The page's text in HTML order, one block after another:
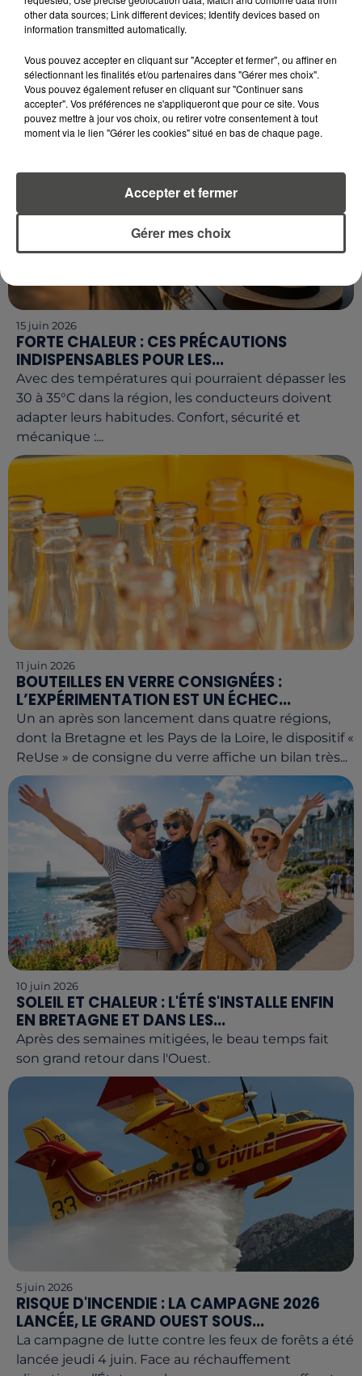
RÉGION TANCÉS PAR LA COUR...
Cinq ans après un premier avertissement, les
magistrats financiers haussent le ton face à la
prolifération des algues vertes. Selon un rapport de
la Cour des...
15 juin 2026
FORTE CHALEUR : CES PRÉCAUTIONS
INDISPENSABLES POUR LES...
Avec des températures qui pourraient dépasser les
30 à 35°C dans la région, les conducteurs doivent
adapter leurs habitudes. Confort, sécurité et
mécanique :...
11 juin 2026
BOUTEILLES EN VERRE CONSIGNÉES :
L’EXPÉRIMENTATION EST UN ÉCHEC...
Un an après son lancement dans quatre régions,
dont la Bretagne et les Pays de la Loire, le dispositif «
ReUse » de consigne du verre affiche un bilan très...
10 juin 2026
SOLEIL ET CHALEUR : L'ÉTÉ S'INSTALLE ENFIN
EN BRETAGNE ET DANS LES...
Après des semaines mitigées, le beau temps fait
son grand retour dans l'Ouest.
5 juin 2026
RISQUE D'INCENDIE : LA CAMPAGNE 2026
LANCÉE, LE GRAND OUEST SOUS...
La campagne de lutte contre les feux de forêts a été
lancée jeudi 4 juin. Face au réchauffement
other data sources; Link different devices; Identify devices based on
information transmitted automatically.
Vous pouvez accepter en cliquant sur "Accepter et fermer", ou affiner en
sélectionnant les finalités et/ou partenaires dans "Gérer mes choix".
Vous pouvez également refuser en cliquant sur "Continuer sans
accepter". Vos préférences ne s'appliqueront que pour ce site. Vous
pouvez mettre à jour vos choix, ou retirer votre consentement à tout
moment via le lien "Gérer les cookies" situé en bas de chaque page.
Gérer mes choix
Accepter et fermer